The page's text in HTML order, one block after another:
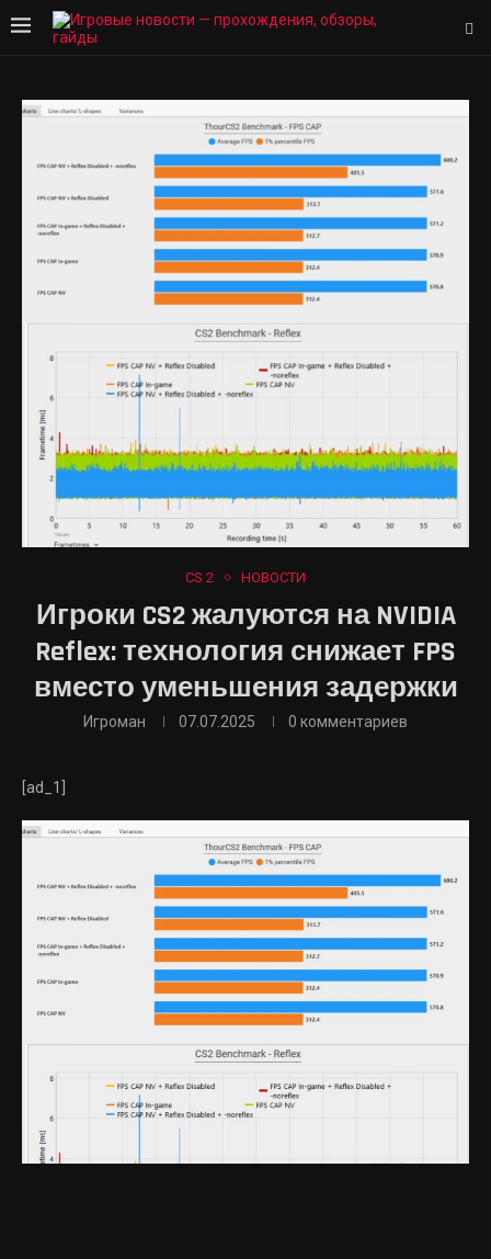
CS 2 НОВОСТИ
Игроки CS2 жалуются на NVIDIA
Reflex: технология снижает FPS
вместо уменьшения задержки
Игроман 07.07.2025 0 комментариев
[ad_1]